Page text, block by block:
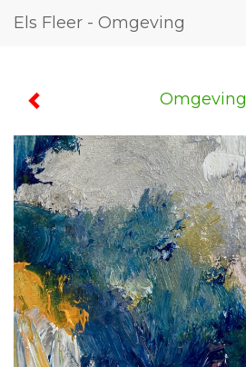
Els Fleer - Omgeving
Omgeving